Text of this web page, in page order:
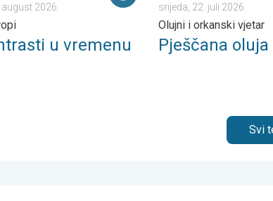
2026.
u vremenu
srijeda, 22. juli 2026.
Olujni i orkanski vjetar
Pješčana
Svi